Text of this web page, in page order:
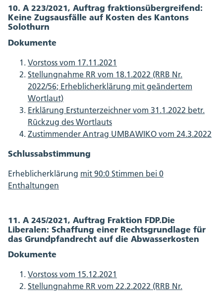
10. A 223/2021, Auftrag fraktionsübergreifend:
Keine Zugsausfälle auf Kosten des Kantons
Solothurn
Dokumente
Vorstoss vom 17.11.2021
Stellungnahme RR vom 18.1.2022 (RRB Nr.
2022/56; Erheblicherklärung mit geändertem
Wortlaut)
Erklärung Erstunterzeichner vom 31.1.2022 betr.
Rückzug des Wortlauts
Zustimmender Antrag UMBAWIKO vom 24.3.2022
Schlussabstimmung
Erheblicherklärung mit 90:0 Stimmen bei 0
Enthaltungen
11. A 245/2021, Auftrag Fraktion FDP.Die
Liberalen: Schaffung einer Rechtsgrundlage für
das Grundpfandrecht auf die Abwasserkosten
Dokumente
Vorstoss vom 15.12.2021
Stellungnahme RR vom 22.2.2022 (RRB Nr.